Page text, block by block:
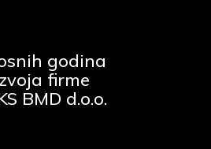
godina
firme
BMD d.o.o.